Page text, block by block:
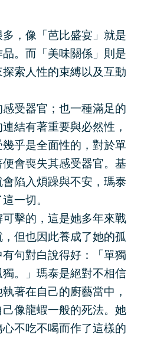
，像「芭比盛宴」就是
。而「美味關係」則是
索人性的束縛以及互動
受器官；也一種滿足的
結有著重要與必然性，
幾乎是全面性的，對於單
會喪失其感受器官。基
陷入煩躁與不安，瑪泰
這一切。
擊的，這是她多年來戰
但也因此養成了她的孤
句對白說得好：「單獨
。」瑪泰是絕對不相信
著在自己的廚藝當中，
像龍蝦一般的死法。她
不吃不喝而作了這樣的